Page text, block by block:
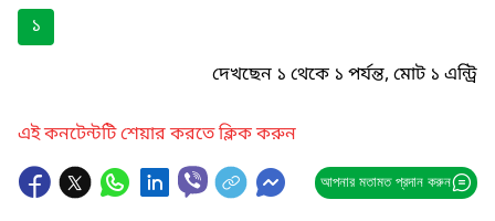
১
দেখছেন ১ থেকে ১ পর্যন্ত, মোট ১ এন্ট্রি
এই কনটেন্টটি শেয়ার করতে ক্লিক করুন
আপনার মতামত প্রদান করুন